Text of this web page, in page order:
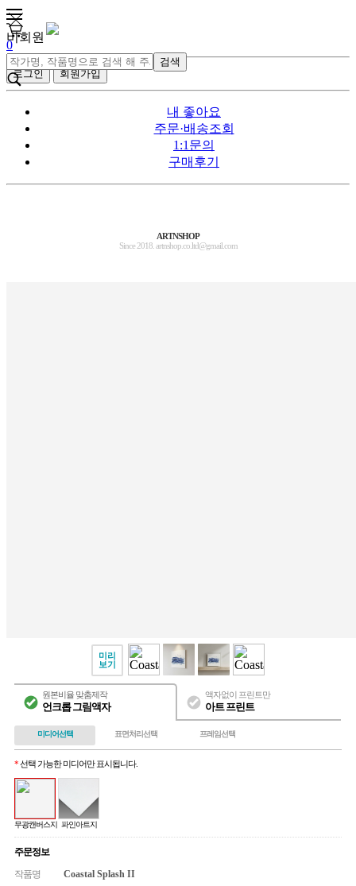
0
검색
비회원
로그인 회원가입
내 좋아요
주문·배송조회
1:1문의
구매후기
ARTNSHOP
Since 2018. artnshop.co.ltd@gmail.com
미리
보기
원본비율 맞춤제작
언크롭 그림액자
액자없이 프린트만
아트 프린트
미디어선택 표면처리선택 프레임선택
*선택 가능한 미디어만 표시됩니다.
무광캔버스지 파인아트지
주문정보
작품명
Coastal Splash II